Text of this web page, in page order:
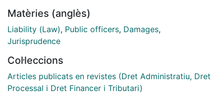
pertenezcan, sin poder demandarles ante los órganos
de la jurisdicción civil en exigencia de su
responsabilidad extracontractual. Según el art. 145
Administración ­iniciando la tramitación del
procedimiento administrativo específico previsto en
los arts. 142 y 143 LRJPAC e interponiendo,
Matèries (anglès)
Liability (Law), Public officers, Damages,
Jurisprudence
Col·leccions
Articles publicats en revistes (Dret Administratiu, Dret
Processal i Dret Financer i Tributari)